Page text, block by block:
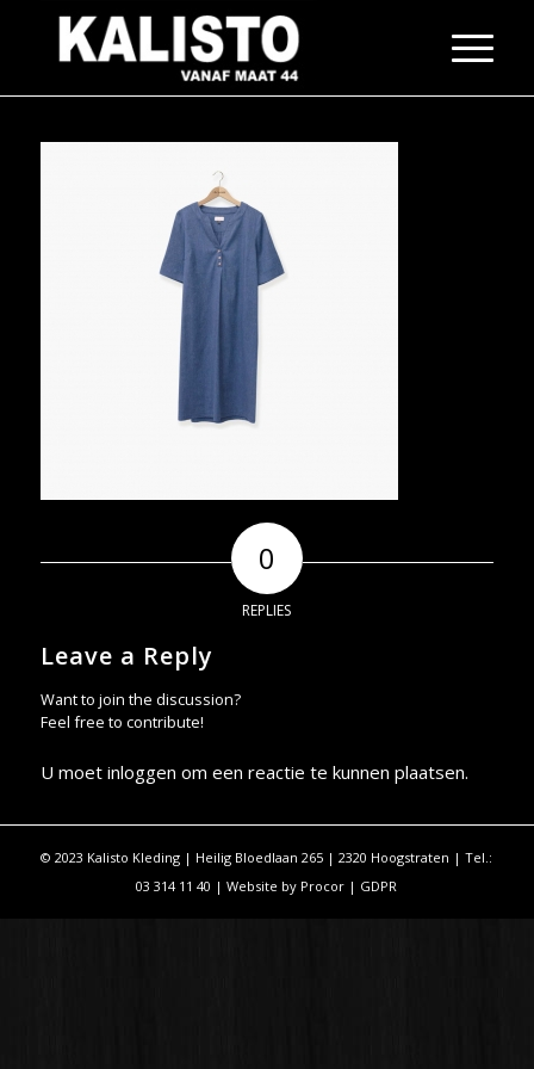
0
REPLIES
Leave a Reply
Want to join the discussion?
Feel free to contribute!
U moet inloggen om een reactie te kunnen plaatsen.
© 2023 Kalisto Kleding | Heilig Bloedlaan 265 | 2320 Hoogstraten | Tel.:
03 314 11 40 | Website by Procor | GDPR